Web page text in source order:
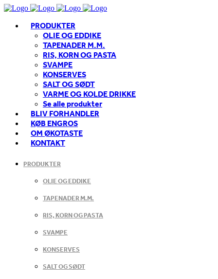
PRODUKTER
OLIE OG EDDIKE
TAPENADER M.M.
RIS, KORN OG PASTA
SVAMPE
KONSERVES
SALT OG SØDT
VARME OG KOLDE DRIKKE
Se alle produkter
BLIV FORHANDLER
KØB ENGROS
OM ØKOTASTE
KONTAKT
PRODUKTER
OLIE OG EDDIKE
TAPENADER M.M.
RIS, KORN OG PASTA
SVAMPE
KONSERVES
SALT OG SØDT